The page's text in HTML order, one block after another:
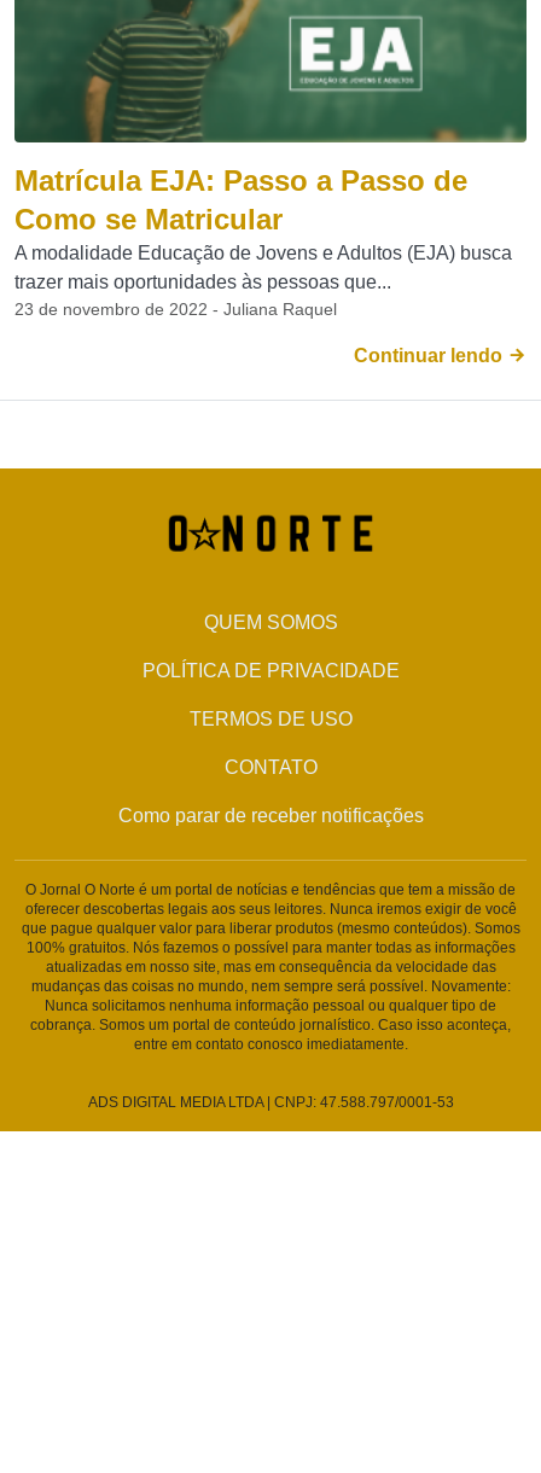
Matrícula EJA: Passo a Passo de
Como se Matricular
A modalidade Educação de Jovens e Adultos (EJA) busca
trazer mais oportunidades às pessoas que...
23 de novembro de 2022 - Juliana Raquel
Continuar lendo
QUEM SOMOS
POLÍTICA DE PRIVACIDADE
TERMOS DE USO
CONTATO
Como parar de receber notificações
O Jornal O Norte é um portal de notícias e tendências que tem a missão de
oferecer descobertas legais aos seus leitores. Nunca iremos exigir de você
que pague qualquer valor para liberar produtos (mesmo conteúdos). Somos
100% gratuitos. Nós fazemos o possível para manter todas as informações
atualizadas em nosso site, mas em consequência da velocidade das
mudanças das coisas no mundo, nem sempre será possível. Novamente:
Nunca solicitamos nenhuma informação pessoal ou qualquer tipo de
cobrança. Somos um portal de conteúdo jornalístico. Caso isso aconteça,
entre em contato conosco imediatamente.
ADS DIGITAL MEDIA LTDA | CNPJ: 47.588.797/0001-53